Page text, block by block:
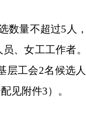
数量不超过5人
、女工工作者
层工会2名候选
见附件3）。